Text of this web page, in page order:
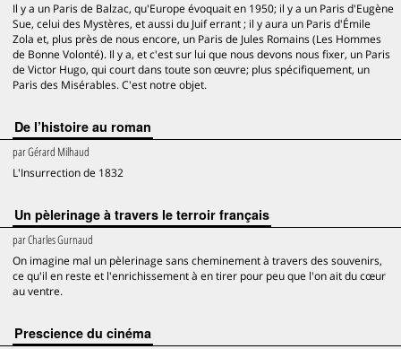
Il y a un Paris de Balzac, qu'Europe évoquait en 1950; il y a un Paris d'Eugène
Sue, celui des Mystères, et aussi du Juif errant ; il y aura un Paris d'Émile
Zola et, plus près de nous encore, un Paris de Jules Romains (Les Hommes
de Bonne Volonté). Il y a, et c'est sur lui que nous devons nous fixer, un Paris
de Victor Hugo, qui court dans toute son œuvre; plus spécifiquement, un
Paris des Misérables. C'est notre objet.
De l’histoire au roman
parGérard Milhaud
L'Insurrection de 1832
Un pèlerinage à travers le terroir français
parCharles Gurnaud
On imagine mal un pèlerinage sans cheminement à travers des souvenirs,
ce qu'il en reste et l'enrichissement à en tirer pour peu que l'on ait du cœur
au ventre.
Prescience du cinéma